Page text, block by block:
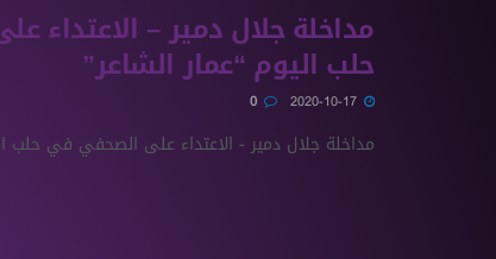
مداخلة جلال دمير – الاعتداء
حلب اليوم “عمار الشاعر”
مداخلة جلال دمير - الاعتداء على الصحفي في حلب